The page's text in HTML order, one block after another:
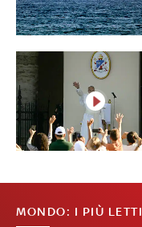
MONDO: I PIÙ LETTI